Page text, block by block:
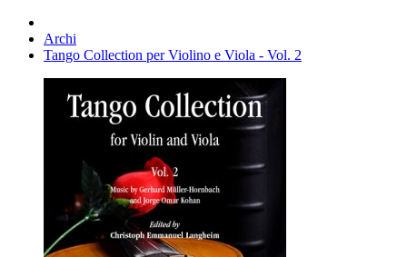
Archi
Tango Collection per Violino e Viola - Vol. 2